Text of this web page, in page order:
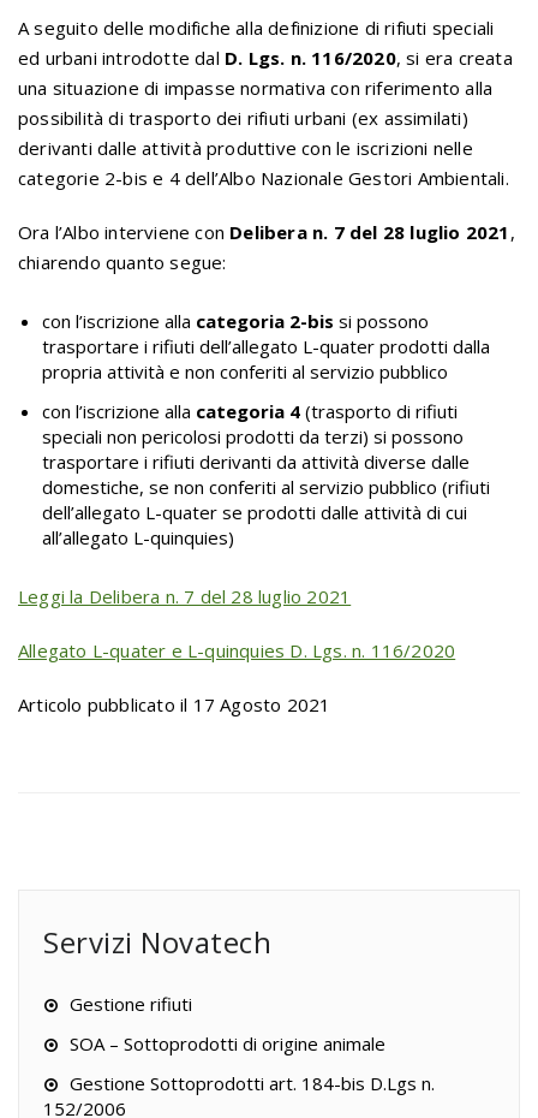
A seguito delle modifiche alla definizione di rifiuti speciali
ed urbani introdotte dal D. Lgs. n. 116/2020, si era creata
una situazione di impasse normativa con riferimento alla
possibilità di trasporto dei rifiuti urbani (ex assimilati)
derivanti dalle attività produttive con le iscrizioni nelle
categorie 2-bis e 4 dell’Albo Nazionale Gestori Ambientali.
Ora l’Albo interviene con Delibera n. 7 del 28 luglio 2021 ,
chiarendo quanto segue:
con l’iscrizione alla categoria 2-bis si possono
trasportare i rifiuti dell’allegato L-quater prodotti dalla
propria attività e non conferiti al servizio pubblico
con l’iscrizione alla categoria 4 (trasporto di rifiuti
speciali non pericolosi prodotti da terzi) si possono
trasportare i rifiuti derivanti da attività diverse dalle
domestiche, se non conferiti al servizio pubblico (rifiuti
dell’allegato L-quater se prodotti dalle attività di cui
all’allegato L-quinquies)
Leggi la Delibera n. 7 del 28 luglio 2021
Allegato L-quater e L-quinquies D. Lgs. n. 116/2020
Articolo pubblicato il 17 Agosto 2021
Servizi Novatech
Gestione rifiuti
SOA – Sottoprodotti di origine animale
Gestione Sottoprodotti art. 184-bis D.Lgs n.
152/2006